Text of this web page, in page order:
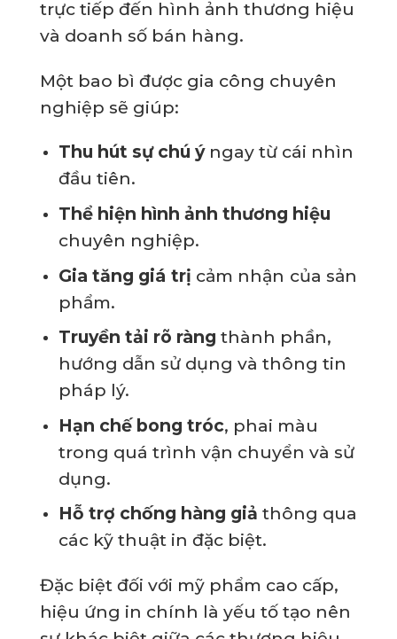
trực tiếp đến hình ảnh thương hiệu
và doanh số bán hàng.
Một bao bì được gia công chuyên
nghiệp sẽ giúp:
Thu hút sự chú ýngay từ cái nhìn
đầu tiên.
Thể hiện hình ảnh thương hiệu
chuyên nghiệp.
Gia tăng giá trị cảm nhận của sản
phẩm.
Truyền tải rõ ràng thành phần,
hướng dẫn sử dụng và thông tin
pháp lý.
Hạn chế bong tróc, phai màu
trong quá trình vận chuyển và sử
dụng.
Hỗ trợ chống hàng giả thông qua
các kỹ thuật in đặc biệt.
Đặc biệt đối với mỹ phẩm cao cấp,
hiệu ứng in chính là yếu tố tạo nên